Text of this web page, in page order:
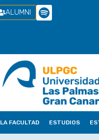
ALUMNI
LA FACULTAD ESTUDIOS